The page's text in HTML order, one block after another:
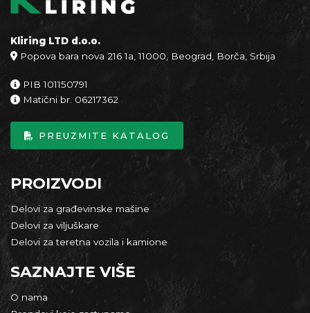
Kliring LTD d.o.o.
Popova bara nova 216 1a, 11000, Beograd, Borča, Srbija
PIB 101150791
Matični br. 06217362
PREUZMITE KATALOG
PROIZVODI
Delovi za građevinske mašine
Delovi za viljuškare
Delovi za teretna vozila i kamione
SAZNAJTE VIŠE
O nama